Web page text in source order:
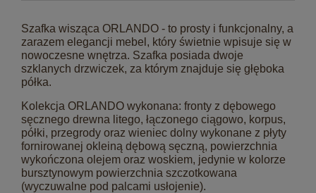
Szafka wisząca ORLANDO - to prosty i funkcjonalny, a
zarazem elegancji mebel, który świetnie wpisuje się w
nowoczesne wnętrza. Szafka posiada dwoje
szklanych drzwiczek, za którym znajduje się głęboka
półka.
Kolekcja ORLANDO wykonana: fronty z dębowego
sęcznego drewna litego, łączonego ciągowo, korpus,
półki, przegrody oraz wieniec dolny wykonane z płyty
fornirowanej okleiną dębową sęczną, powierzchnia
wykończona olejem oraz woskiem, jedynie w kolorze
bursztynowym powierzchnia szczotkowana
(wyczuwalne pod palcami usłojenie).